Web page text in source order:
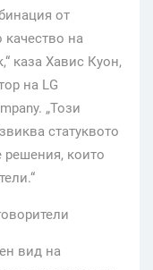
от
на
каза Хавис Куон,
на LG
„Този
статуквото
решения, които
вид на